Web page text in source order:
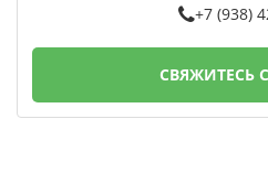
+7 (938)
СВЯЖИТЕСЬ